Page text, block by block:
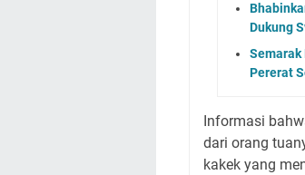
Dukung
Semarak
Pererat
Informasi
dari orang
kakek yang